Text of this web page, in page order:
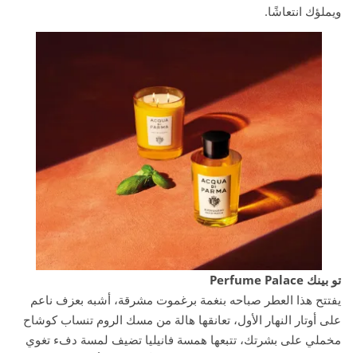
ويملؤك انتعاشًا.
تو بينك Perfume Palace
يفتتح هذا العطر صباحه بنغمة برغموت مشرقة، أشبه بعزف ناعم
على أوتار النهار الأول، تعانقها هالة من مسك الروم تنساب كوشاح
مخملي على بشرتك، تتبعها همسة فانيليا تضيف لمسة دفء تغوي